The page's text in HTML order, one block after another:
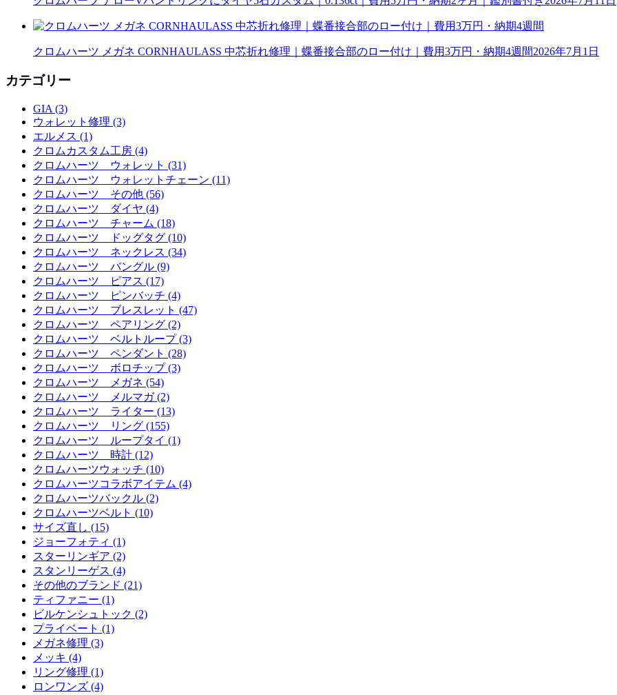
クロムハーツ メガネ CORNHAULASS 中芯折れ修理｜蝶番接合部のロー付け｜費用3万円・納期4週間2026年7月1日
カテゴリー
GIA (3)
ウォレット修理 (3)
エルメス (1)
クロムカスタム工房 (4)
クロムハーツ ウォレット (31)
クロムハーツ ウォレットチェーン (11)
クロムハーツ その他 (56)
クロムハーツ ダイヤ (4)
クロムハーツ チャーム (18)
クロムハーツ ドッグタグ (10)
クロムハーツ ネックレス (34)
クロムハーツ バングル (9)
クロムハーツ ピアス (17)
クロムハーツ ピンバッチ (4)
クロムハーツ ブレスレット (47)
クロムハーツ ペアリング (2)
クロムハーツ ベルトループ (3)
クロムハーツ ペンダント (28)
クロムハーツ ボロチップ (3)
クロムハーツ メガネ (54)
クロムハーツ メルマガ (2)
クロムハーツ ライター (13)
クロムハーツ リング (155)
クロムハーツ ループタイ (1)
クロムハーツ 時計 (12)
クロムハーツウォッチ (10)
クロムハーツコラボアイテム (4)
クロムハーツバックル (2)
クロムハーツベルト (10)
サイズ直し (15)
ジョーフォティ (1)
スターリンギア (2)
スタンリーゲス (4)
その他のブランド (21)
ティファニー (1)
ビルケンシュトック (2)
プライベート (1)
メガネ修理 (3)
メッキ (4)
リング修理 (1)
ロンワンズ (4)